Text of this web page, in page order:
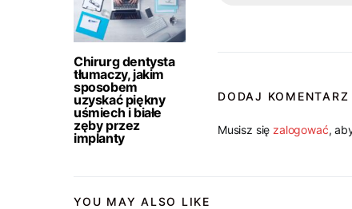
Chirurg dentysta
tłumaczy, jakim
sposobem
uzyskać piękny
uśmiech i białe
zęby przez
implanty
DODAJ KOMENTARZ
Musisz się zalogować,
YOU MAY ALSO LIKE